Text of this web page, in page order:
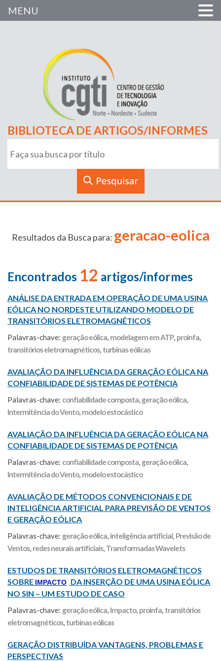
BIBLIOTECA DE ARTIGOS/INFORMES
Resultados da Busca para: geracao-eolica
Encontrados 12 artigos/informes
ANÁLISE DA ENTRADA EM OPERAÇÃO DE UMA USINA
EÓLICA NO NORDESTE UTILIZANDO MODELO DE
TRANSITÓRIOS ELETROMAGNÉTICOS
Palavras-chave: geração eólica, modelagem em ATP, proinfa,
transitórios eletromagnéticos, turbinas eólicas
AVALIAÇÃO DA INFLUÊNCIA DA GERAÇÃO EÓLICA NA
CONFIABILIDADE DE SISTEMAS DE POTÊNCIA
Palavras-chave: confiabilidade composta, geração eólica,
Intermitência do Vento, modelo estocástico
AVALIAÇÃO DA INFLUÊNCIA DA GERAÇÃO EÓLICA NA
CONFIABILIDADE DE SISTEMAS DE POTÊNCIA
Palavras-chave: confiabilidade composta, geração eólica,
Intermitência do Vento, modelo estocástico
AVALIAÇÃO DE MÉTODOS CONVENCIONAIS E DE
INTELIGÊNCIA ARTIFICIAL PARA PREVISÃO DE VENTOS
E GERAÇÃO EÓLICA
Palavras-chave: geração eólica, inteligência artificial, Previsão de
Ventos, redes neurais artificiais, Transformadas Wavelets
ESTUDOS DE TRANSITÓRIOS ELETROMAGNÉTICOS
SOBRE IMPACTO DA INSERÇÃO DE UMA USINA EÓLICA
NO SIN – UM ESTUDO DE CASO
Palavras-chave: geração eólica, Impacto, proinfa, transitórios
eletromagnéticos, turbinas eólicas
GERAÇÃO DISTRIBUÍDA VANTAGENS, PROBLEMAS E
PERSPECTIVAS
MENU